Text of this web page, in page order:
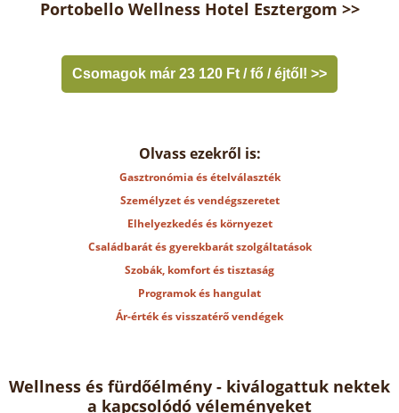
Portobello Wellness Hotel Esztergom >>
Csomagok már 23 120 Ft / fő / éjtől! >>
Olvass ezekről is:
Gasztronómia és ételválaszték
Személyzet és vendégszeretet
Elhelyezkedés és környezet
Családbarát és gyerekbarát szolgáltatások
Szobák, komfort és tisztaság
Programok és hangulat
Ár-érték és visszatérő vendégek
Wellness és fürdőélmény - kiválogattuk nektek
a kapcsolódó véleményeket